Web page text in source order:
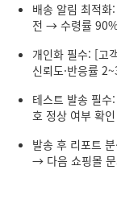
배송 알림 최적
전 → 수령률
개인화 필수: [고
신뢰도·반응률
테스트 발송 필수
호 정상 여부 확인
발송 후 리포트
→ 다음 쇼핑몰 문